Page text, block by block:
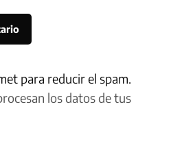
para reducir el spam.
los datos de tus